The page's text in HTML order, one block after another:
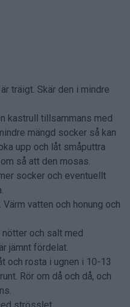
träigt. Skär den i mindre
kastrull tillsammans med
mängd socker så kan
upp och låt småputtra
så att den mosas.
socker och eventuellt
vatten och honung och
nötter och salt med
jämnt fördelat.
och rosta i ugnen i 10-13
Rör om då och då, och